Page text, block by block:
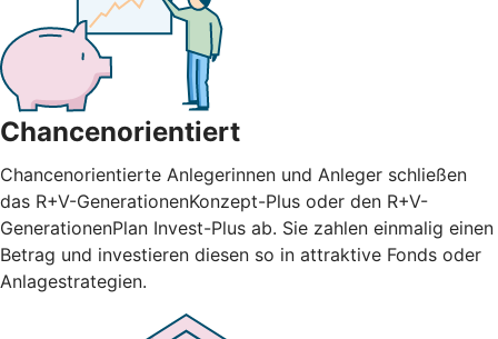
Chancenorientiert
Chancenorientierte Anlegerinnen und Anleger schließen
das R+V-GenerationenKonzept-Plus oder den R+V-
GenerationenPlan Invest-Plus ab. Sie zahlen einmalig einen
Betrag und investieren diesen so in attraktive Fonds oder
Anlagestrategien.